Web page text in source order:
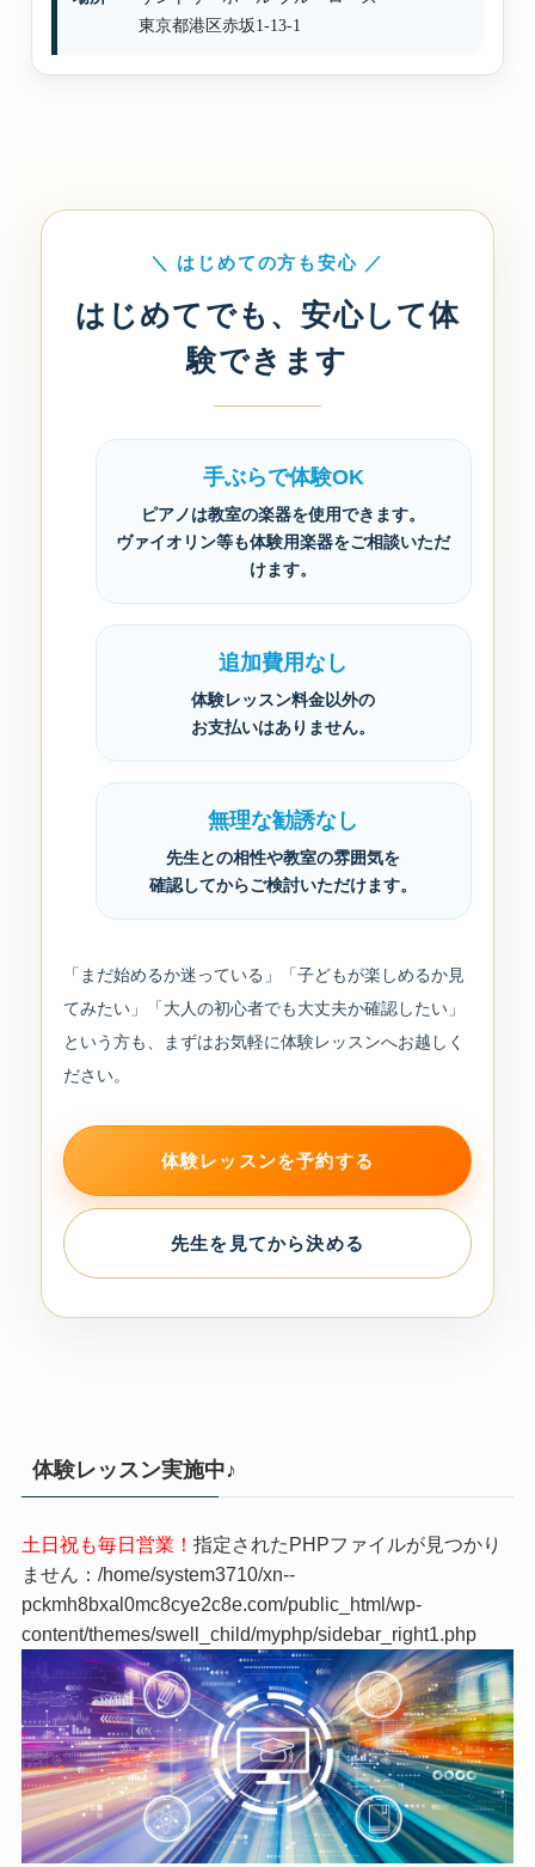
東京都港区赤坂1-13-1
＼ はじめての方も安心 ／
はじめてでも、安心して体
験できます
手ぶらで体験OK
ピアノは教室の楽器を使用できます。
ヴァイオリン等も体験用楽器をご相談いただ
けます。
追加費用なし
体験レッスン料金以外の
お支払いはありません。
無理な勧誘なし
先生との相性や教室の雰囲気を
確認してからご検討いただけます。
「まだ始めるか迷っている」「子どもが楽しめるか見
てみたい」「大人の初心者でも大丈夫か確認したい」
という方も、まずはお気軽に体験レッスンへお越しく
ださい。
体験レッスンを予約する
先生を見てから決める
体験レッスン実施中♪
土日祝も毎日営業！ 指定されたPHPファイルが見つかり
ません：/home/system3710/xn--
pckmh8bxal0mc8cye2c8e.com/public_html/wp-
content/themes/swell_child/myphp/sidebar_right1.php